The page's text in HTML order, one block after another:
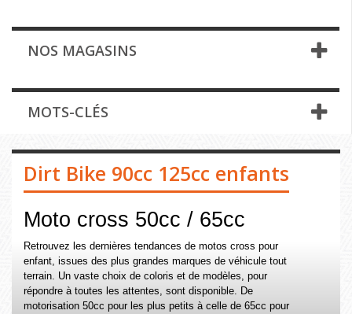
NOS MAGASINS
MOTS-CLÉS
Dirt Bike 90cc 125cc enfants
Moto cross 50cc / 65cc
Retrouvez les dernières tendances de motos cross pour
enfant, issues des plus grandes marques de véhicule tout
terrain. Un vaste choix de coloris et de modèles, pour
répondre à toutes les attentes, sont disponible. De
motorisation 50cc pour les plus petits à celle de 65cc pour